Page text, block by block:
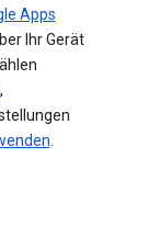
Apps
Ihr Gerät
,
.